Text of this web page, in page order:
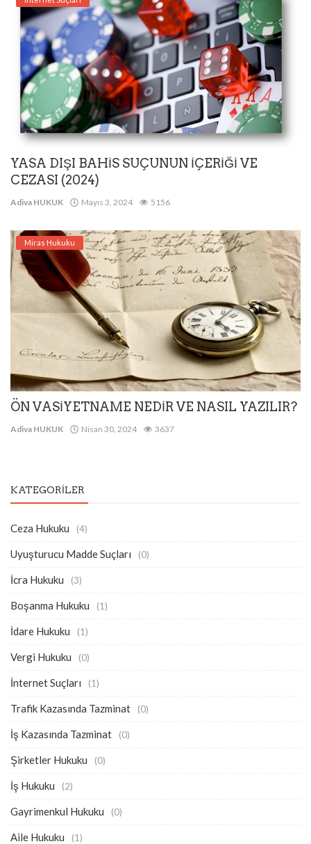
YASA DIŞI BAHİS SUÇUNUN İÇERİĞİ VE
CEZASI (2024)
Adiva HUKUK Mayıs 3, 2024 5156
Miras Hukuku
ÖN VASİYETNAME NEDİR VE NASIL YAZILIR?
Adiva HUKUK Nisan 30, 2024 3637
KATEGORILER
Ceza Hukuku (4)
Uyuşturucu Madde Suçları (0)
İcra Hukuku (3)
Boşanma Hukuku (1)
İdare Hukuku (1)
Vergi Hukuku (0)
İnternet Suçları (1)
Trafik Kazasında Tazminat (0)
İş Kazasında Tazminat (0)
Şirketler Hukuku (0)
İş Hukuku (2)
Gayrimenkul Hukuku (0)
Aile Hukuku (1)